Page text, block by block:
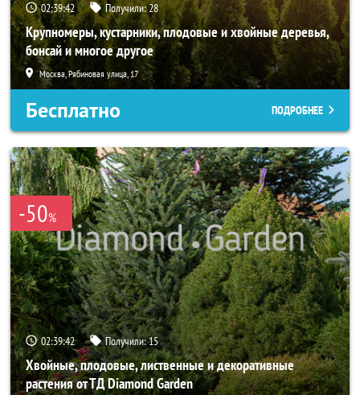
02:39:41 Получили:28
Крупномеры, кустарники, плодовые и хвойные деревья,
бонсай и многое другое
Москва, Рябиновая улица, 17
Бесплатно ПОДРОБНЕЕ
-50%
02:39:41 Получили:15
Хвойные, плодовые, лиственные и декоративные
растения от ТД Diamond Garden